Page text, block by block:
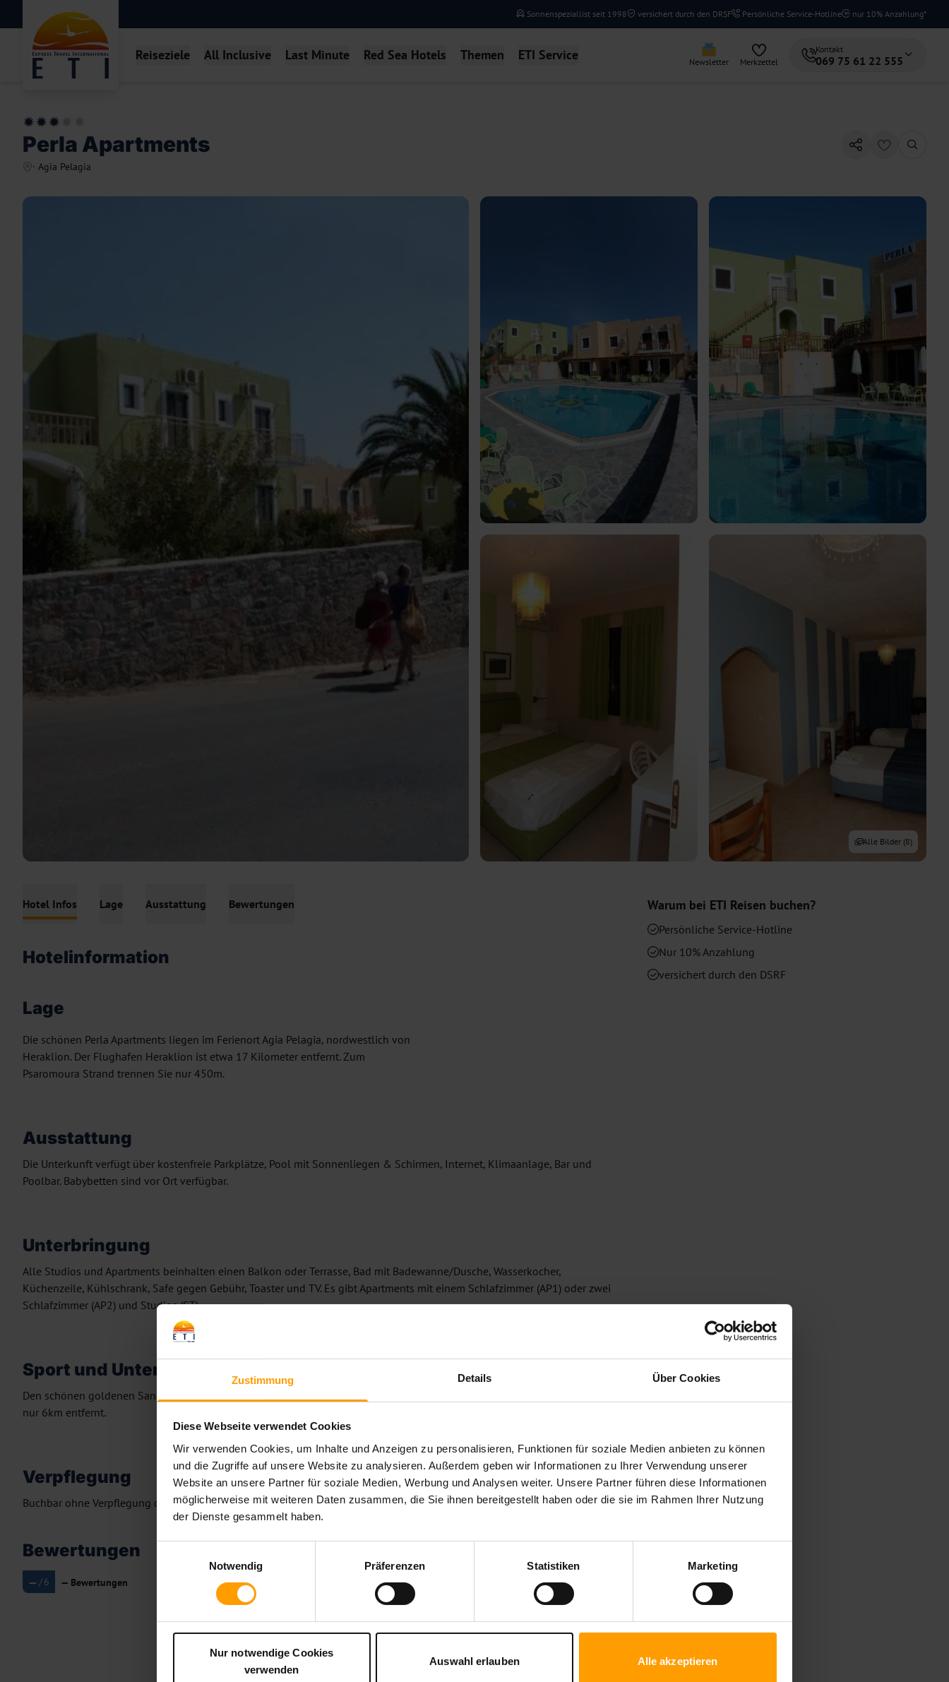
Zustimmung Details Über Cookies
Diese Webseite verwendet Cookies
Wir verwenden Cookies, um Inhalte und Anzeigen zu personalisieren, Funktionen für soziale Medien anbieten zu können
und die Zugriffe auf unsere Website zu analysieren. Außerdem geben wir Informationen zu Ihrer Verwendung unserer
Website an unsere Partner für soziale Medien, Werbung und Analysen weiter. Unsere Partner führen diese Informationen
möglicherweise mit weiteren Daten zusammen, die Sie ihnen bereitgestellt haben oder die sie im Rahmen Ihrer Nutzung
der Dienste gesammelt haben.
Notwendig
Präferenzen Statistiken Marketing
Nur notwendige Cookies
verwenden
Auswahl erlauben Alle akzeptieren
Sonnenspeziallist seit 1998 versichert durch den DRSF Persönliche Service-Hotline nur 10% Anzahlung*
Reiseziele All Inclusive Last Minute Red Sea Hotels Themen ETI Service Newsletter Merkzettel
Kontakt
069 75 61 22 555
Perla Apartments
· Agia Pelagia
Alle Bilder (8)
Hotel Infos Lage Ausstattung Bewertungen
Hotelinformation
Lage
Die schönen Perla Apartments liegen im Ferienort Agia Pelagia, nordwestlich von
Heraklion. Der Flughafen Heraklion ist etwa 17 Kilometer entfernt. Zum
Psaromoura Strand trennen Sie nur 450m.
Ausstattung
Die Unterkunft verfügt über kostenfreie Parkplätze, Pool mit Sonnenliegen & Schirmen, Internet, Klimaanlage, Bar und
Poolbar. Babybetten sind vor Ort verfügbar.
Unterbringung
Alle Studios und Apartments beinhalten einen Balkon oder Terrasse, Bad mit Badewanne/Dusche, Wasserkocher,
Küchenzeile, Kühlschrank, Safe gegen Gebühr, Toaster und TV. Es gibt Apartments mit einem Schlafzimmer (AP1) oder zwei
Schlafzimmer (AP2) und Studios (ST).
Sport und Unterhaltung
Den schönen goldenen Sandstrand von Agia Pelagia erreichen Sie in wenigen Minuten zu Fuß. Das „El Greco Museum“ ist
nur 6km entfernt.
Verpflegung
Buchbar ohne Verpflegung oder mit Frühstück.
Bewertungen
— /6 — Bewertungen
Warum bei ETI Reisen buchen?
Persönliche Service-Hotline
Nur 10% Anzahlung
versichert durch den DSRF